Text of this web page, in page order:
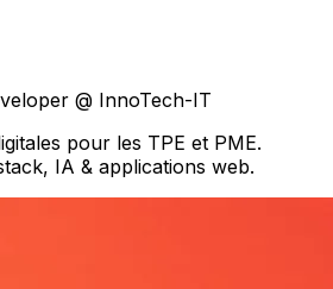
@ InnoTech-IT
pour les TPE et PME.
IA & applications web.